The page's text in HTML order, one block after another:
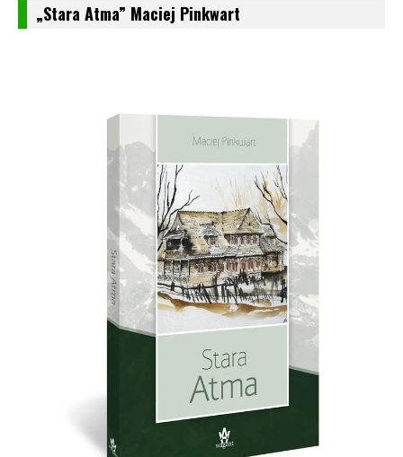
„Stara Atma” Maciej Pinkwart